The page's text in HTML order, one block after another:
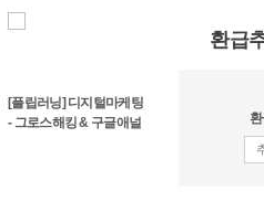
[플립러닝] 디지털마케팅
- 그로스해킹 & 구글애널
환급